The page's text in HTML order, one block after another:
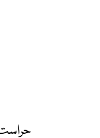
حراست